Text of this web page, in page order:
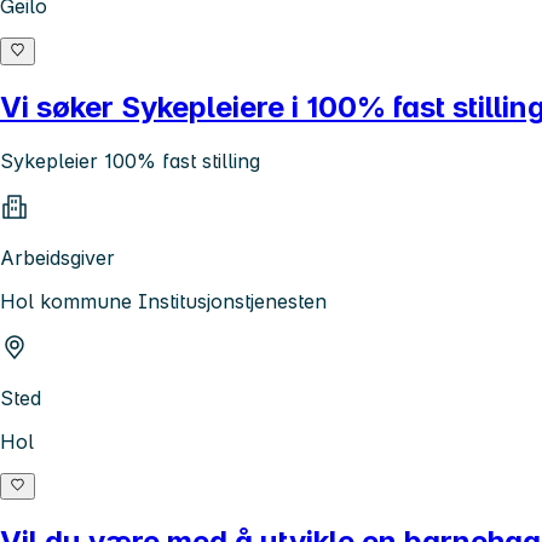
Geilo
Vi søker Sykepleiere i 100% fast
Sykepleier 100% fast stilling
Arbeidsgiver
Hol kommune Institusjonstjenesten
Sted
Hol